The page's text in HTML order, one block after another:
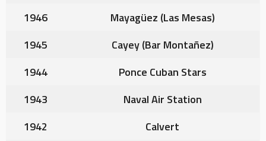
1946
Mayagüez (Las Mesas)
1945
Cayey (Bar Montañez)
1944
Ponce Cuban Stars
1943
Naval Air Station
1942
Calvert